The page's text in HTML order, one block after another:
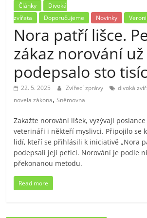
Články
Divoká
zvířata
Doporučujeme Novinky
Nora patří lišce.
zákaz norování už
podepsalo sto
22. 5. 2025 Zvířecí zprávy divoká
novela zákona,Sněmovna
Zakažte norování lišek, vyzývají
veterináři i někteří myslivci. Připojilo se
lidí, kteří se přihlásili k iniciativě „Nora
podepsali její petici. Norování je podle
překonanou metodu.
Read more